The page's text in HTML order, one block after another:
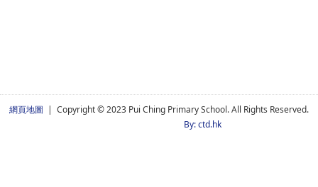
網頁地圖 | Copyright © 2023 Pui Ching Primary School. All Rights Reserved.
By: ctd.hk